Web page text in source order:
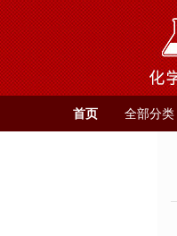
首页 全部分类